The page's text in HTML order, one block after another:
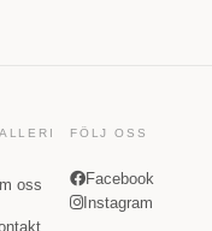
oss
FÖLJ OSS
Facebook
Instagram